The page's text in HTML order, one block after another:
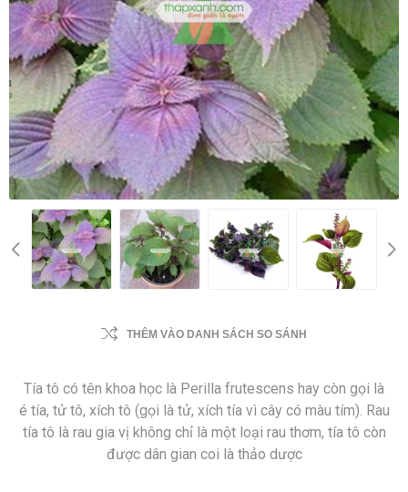
THÊM VÀO DANH SÁCH SO SÁNH
Tía tô có tên khoa học là Perilla frutescens hay còn gọi là
é tía, tử tô, xích tô (gọi là tử, xích tía vì cây có màu tím). Rau
tía tô là rau gia vị không chỉ là một loại rau thơm, tía tô còn
được dân gian coi là thảo dược